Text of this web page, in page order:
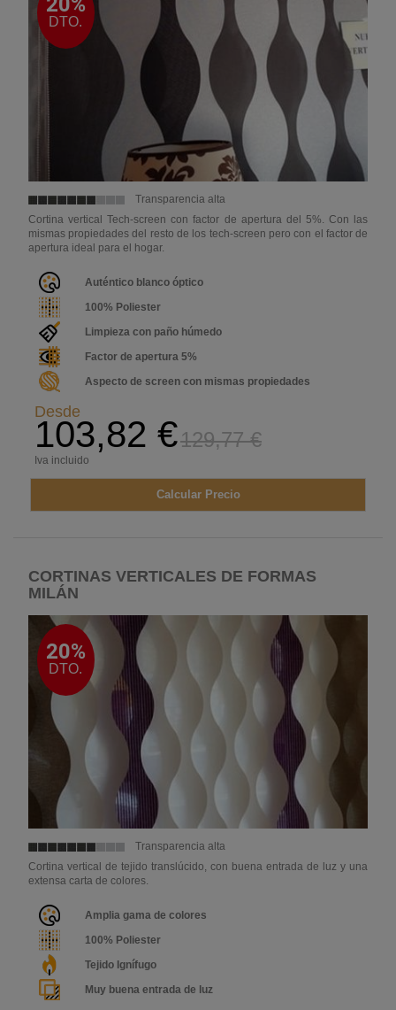
DTO.
Transparencia alta
Cortina vertical Tech-screen con factor de apertura del 5%. Con las
mismas propiedades del resto de los tech-screen pero con el factor de
apertura ideal para el hogar.
Auténtico blanco óptico
100% Poliester
Limpieza con paño húmedo
Factor de apertura 5%
Aspecto de screen con mismas propiedades
Desde
103,82 €129,77 €
Iva incluido
Calcular Precio
CORTINAS VERTICALES DE FORMAS
MILÁN
20%
DTO.
Transparencia alta
Cortina vertical de tejido translúcido, con buena entrada de luz y una
extensa carta de colores.
Amplia gama de colores
100% Poliester
Tejido Ignífugo
Muy buena entrada de luz